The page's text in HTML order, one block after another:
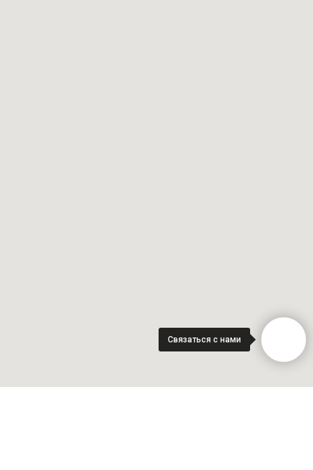
Связаться с нами